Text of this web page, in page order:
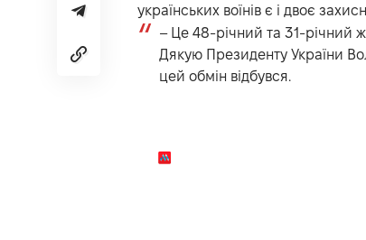
українських воїнів є і двоє
– Це 48-річний та 31-річний
Дякую Президенту України
цей обмін відбувся.